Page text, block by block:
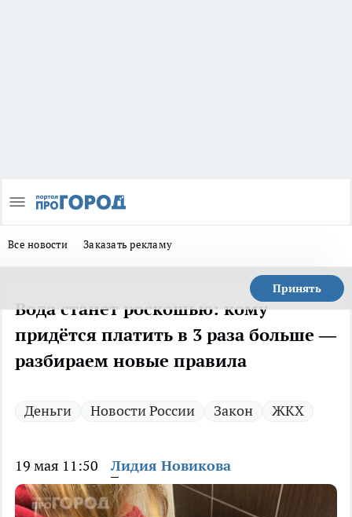
Все новости Заказать рекламу
Принять
Вода станет роскошью: кому
придётся платить в 3 раза больше —
разбираем новые правила
Деньги Новости России Закон ЖКХ
19 мая 11:50 Лидия Новикова